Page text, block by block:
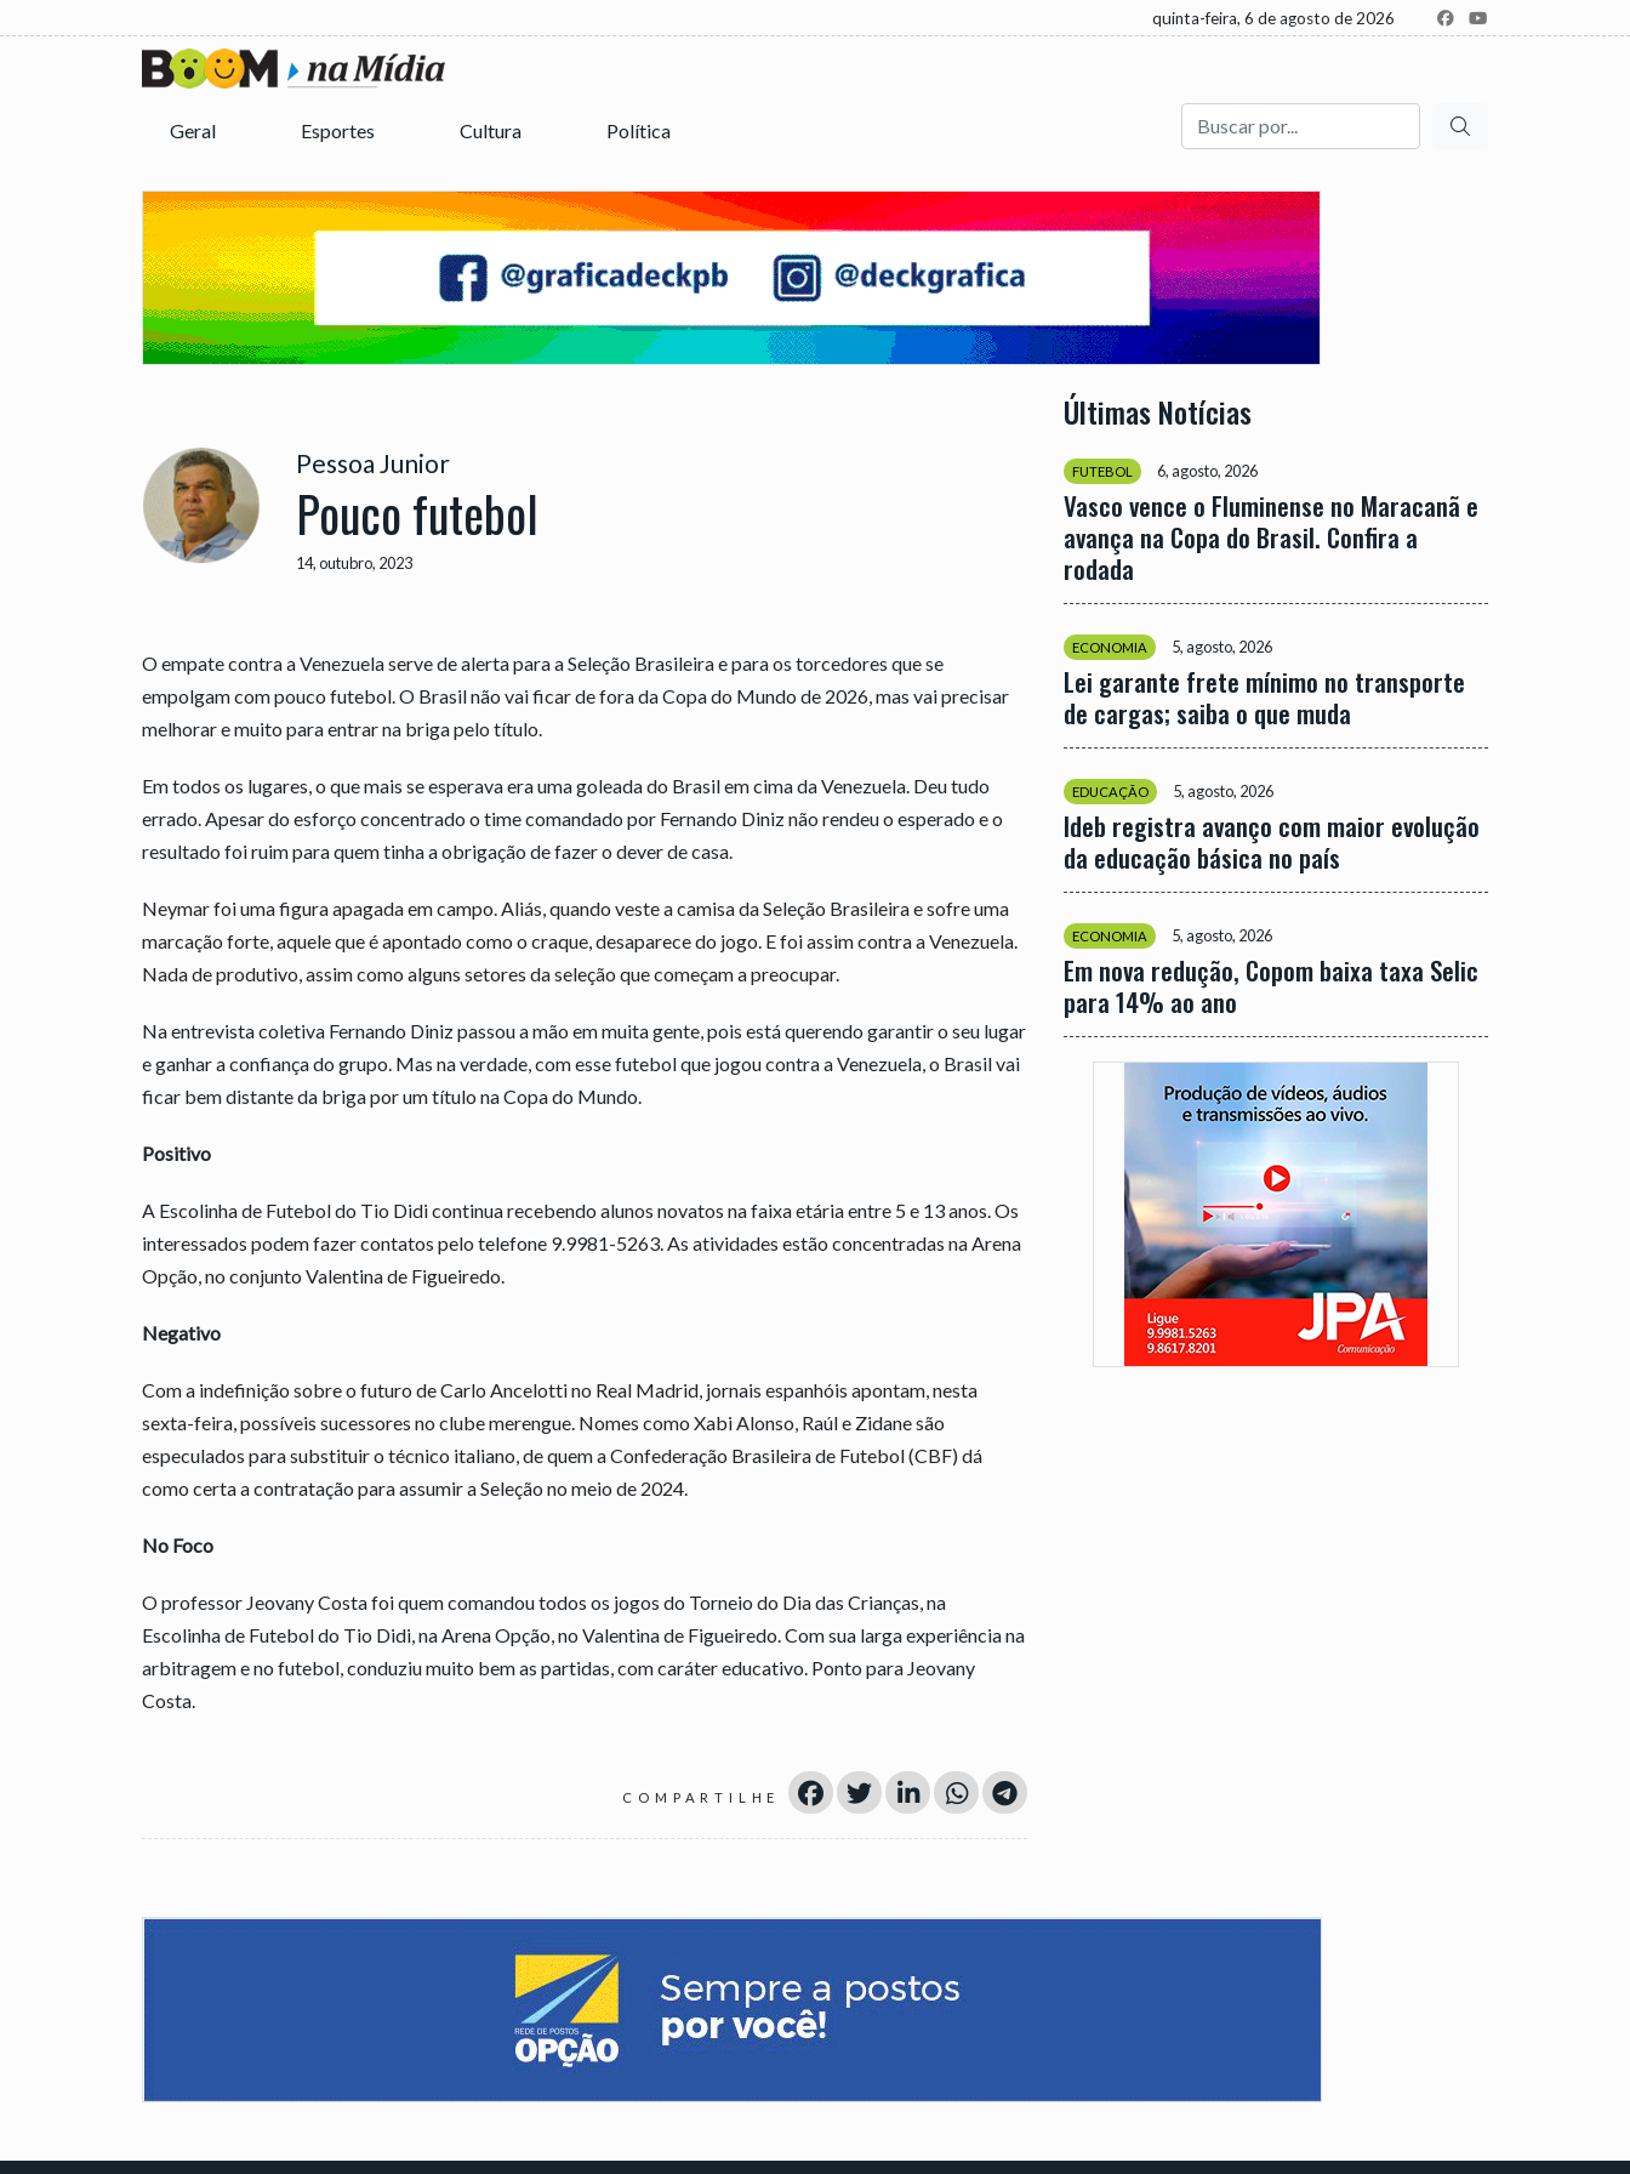
quinta-feira, 6 de agosto de 2026
Geral Esportes Cultura Política
Buscar
Pessoa Junior
Pouco futebol
14, outubro, 2023
O empate contra a Venezuela serve de alerta para a Seleção Brasileira e para os torcedores que se
empolgam com pouco futebol. O Brasil não vai ficar de fora da Copa do Mundo de 2026, mas vai precisar
melhorar e muito para entrar na briga pelo título.
Em todos os lugares, o que mais se esperava era uma goleada do Brasil em cima da Venezuela. Deu tudo
errado. Apesar do esforço concentrado o time comandado por Fernando Diniz não rendeu o esperado e o
resultado foi ruim para quem tinha a obrigação de fazer o dever de casa.
Neymar foi uma figura apagada em campo. Aliás, quando veste a camisa da Seleção Brasileira e sofre uma
marcação forte, aquele que é apontado como o craque, desaparece do jogo. E foi assim contra a Venezuela.
Nada de produtivo, assim como alguns setores da seleção que começam a preocupar.
Na entrevista coletiva Fernando Diniz passou a mão em muita gente, pois está querendo garantir o seu lugar
e ganhar a confiança do grupo. Mas na verdade, com esse futebol que jogou contra a Venezuela, o Brasil vai
ficar bem distante da briga por um título na Copa do Mundo.
Positivo
A Escolinha de Futebol do Tio Didi continua recebendo alunos novatos na faixa etária entre 5 e 13 anos. Os
interessados podem fazer contatos pelo telefone 9.9981-5263. As atividades estão concentradas na Arena
Opção, no conjunto Valentina de Figueiredo.
Negativo
Com a indefinição sobre o futuro de Carlo Ancelotti no Real Madrid, jornais espanhóis apontam, nesta
sexta-feira, possíveis sucessores no clube merengue. Nomes como Xabi Alonso, Raúl e Zidane são
especulados para substituir o técnico italiano, de quem a Confederação Brasileira de Futebol (CBF) dá
como certa a contratação para assumir a Seleção no meio de 2024.
No Foco
O professor Jeovany Costa foi quem comandou todos os jogos do Torneio do Dia das Crianças, na
Escolinha de Futebol do Tio Didi, na Arena Opção, no Valentina de Figueiredo. Com sua larga experiência na
arbitragem e no futebol, conduziu muito bem as partidas, com caráter educativo. Ponto para Jeovany
Costa.
COMPARTILHE
Últimas Notícias
FUTEBOL 6, agosto, 2026
Vasco vence o Fluminense no Maracanã e
avança na Copa do Brasil. Confira a
rodada
ECONOMIA 5, agosto, 2026
Lei garante frete mínimo no transporte
de cargas; saiba o que muda
EDUCAÇÃO 5, agosto, 2026
Ideb registra avanço com maior evolução
da educação básica no país
ECONOMIA 5, agosto, 2026
Em nova redução, Copom baixa taxa Selic
para 14% ao ano